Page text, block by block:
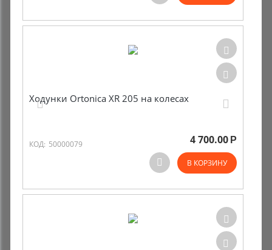
Ходунки Ortonica XR 205 на колесах
КОД: 50000079 4 700.00 Р
В КОРЗИНУ